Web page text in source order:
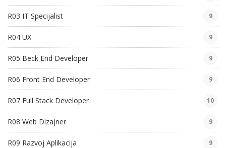
R03 IT Specijalist 9
R04 UX 9
R05 Beck End Developer 9
R06 Front End Developer 9
R07 Full Stack Developer 10
R08 Web Dizajner 9
R09 Razvoj Aplikacija 9